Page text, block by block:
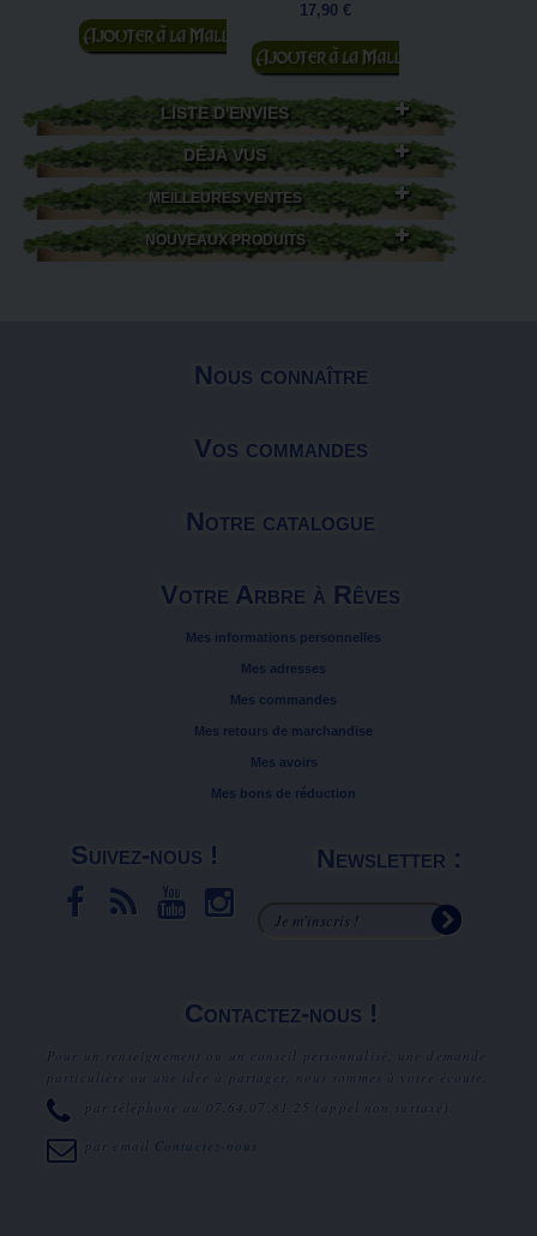
Ajouter au
panier
17,90 €
Ajouter au
panier
LISTE D'ENVIES
DÉJÀ VUS
MEILLEURES VENTES
NOUVEAUX PRODUITS
Nous connaître
Vos commandes
Notre catalogue
Votre Arbre à Rêves
Mes informations personnelles
Mes adresses
Mes commandes
Mes retours de marchandise
Mes avoirs
Mes bons de réduction
Suivez-nous ! Newsletter :
Contactez-nous !
Pour un renseignement ou un conseil personnalisé, une demande
particulière ou une idée à partager, nous sommes à votre écoute.
par téléphone au
07.64.07.81.25 (appel non surtaxé).
par email Contactez-nous